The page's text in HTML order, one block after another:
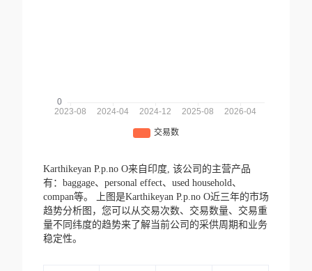
Karthikeyan P.p.no O来自印度, 该公司的主营产品
有：baggage、personal effect、used household、
compan等。
上图是Karthikeyan P.p.no O近三年的市场
趋势分析图，您可以从交易次数、交易数量、交易重
量不同纬度的趋势来了解当前公司的采供周期和业务
稳定性。